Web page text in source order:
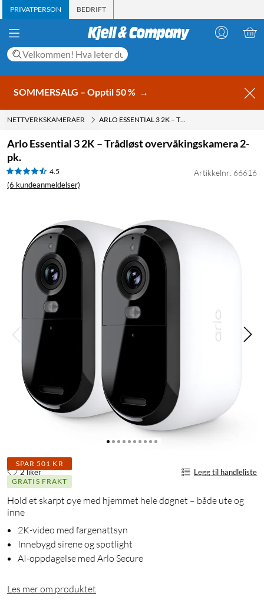
PRIVATPERSON BEDRIFT
SOMMERSALG – Opptil 50 % →
NETTVERKSKAMERAER ARLO ESSENTIAL 3 2K – TRÅDLØST OVERVÅKINGSKAMERA 2-PK.
Arlo Essential 3 2K – Trådløst overvåkingskamera 2-
pk.
4.5
(6 kundeanmeldelser)
Artikkelnr: 66616
SPAR 501 KR
GRATIS FRAKT
2 liker Legg til handleliste
Hold et skarpt øye med hjemmet hele døgnet – både ute og
inne
2K-video med fargenattsyn
Innebygd sirene og spotlight
AI-oppdagelse med Arlo Secure
Les mer om produktet